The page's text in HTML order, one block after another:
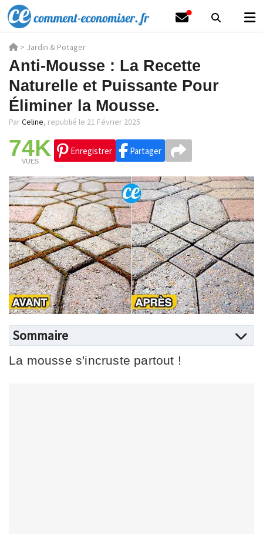
> Jardin & Potager
Anti-Mousse : La Recette
Naturelle et Puissante Pour
Éliminer la Mousse.
ParCeline, republié le 21 Février 2025
74K
VUES
Enregistrer Partager
Sommaire
La mousse s'incruste partout !